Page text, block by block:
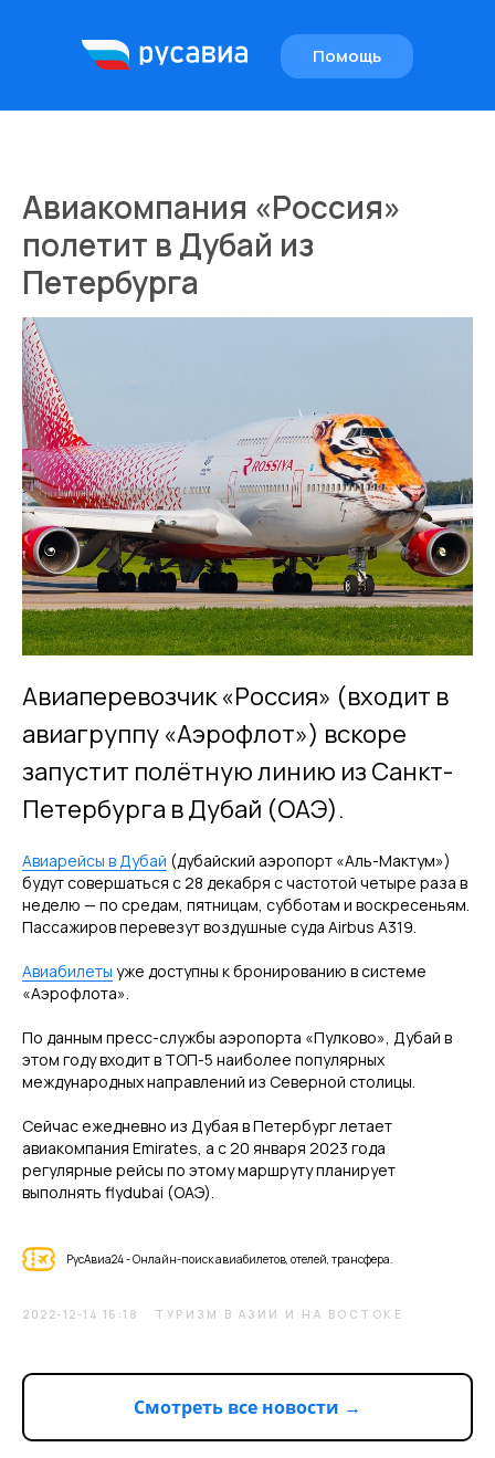
Помощь
Авиакомпания «Россия»
полетит в Дубай из
Петербурга
Авиаперевозчик «Россия» (входит в
авиагруппу «Аэрофлот») вскоре
запустит полётную линию из Санкт-
Петербурга в Дубай (ОАЭ).
Авиарейсы в Дубай (дубайский аэропорт «Аль-Мактум»)
будут совершаться с 28 декабря с частотой четыре раза в
неделю — по средам, пятницам, субботам и воскресеньям.
Пассажиров перевезут воздушные суда Airbus A319.
Авиабилеты уже доступны к бронированию в системе
«Аэрофлота».
По данным пресс-службы аэропорта «Пулково», Дубай в
этом году входит в ТОП-5 наиболее популярных
международных направлений из Северной столицы.
Сейчас ежедневно из Дубая в Петербург летает
авиакомпания Emirates, а с 20 января 2023 года
регулярные рейсы по этому маршруту планирует
выполнять flydubai (ОАЭ).
РусАвиа24 - Онлайн-поиск авиабилетов, отелей, трансфера.
2022-12-14 16:18 ТУРИЗМ В АЗИИ И НА ВОСТОКЕ
Смотреть все новости →